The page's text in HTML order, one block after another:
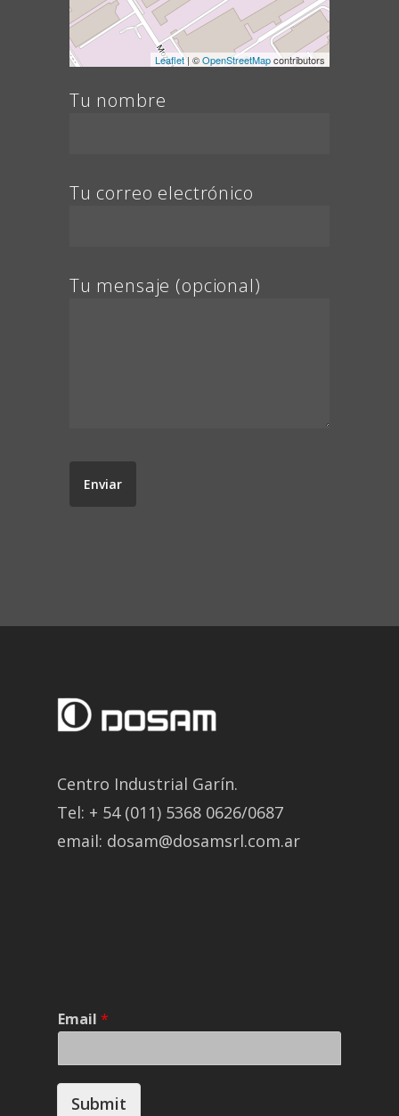
Leaflet| ©OpenStreetMapcontributors
Tu nombre
Tu correo electrónico
Tu mensaje (opcional)
Centro Industrial Garín.
Tel: + 54 (011) 5368 0626/0687
email: dosam@dosamsrl.com.ar
Email *
Submit